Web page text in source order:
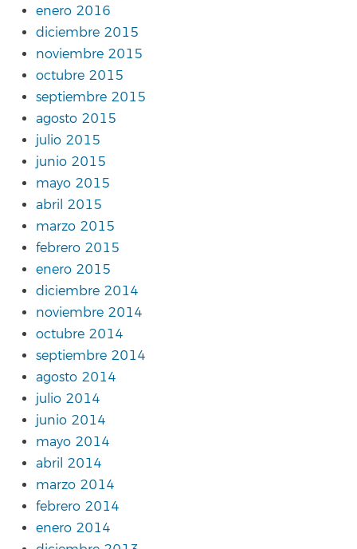
enero 2016
diciembre 2015
noviembre 2015
octubre 2015
septiembre 2015
agosto 2015
julio 2015
junio 2015
mayo 2015
abril 2015
marzo 2015
febrero 2015
enero 2015
diciembre 2014
noviembre 2014
octubre 2014
septiembre 2014
agosto 2014
julio 2014
junio 2014
mayo 2014
abril 2014
marzo 2014
febrero 2014
enero 2014